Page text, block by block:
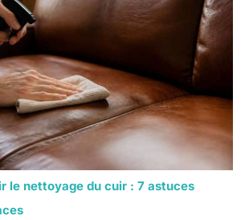
le nettoyage du cuir : 7 astuces